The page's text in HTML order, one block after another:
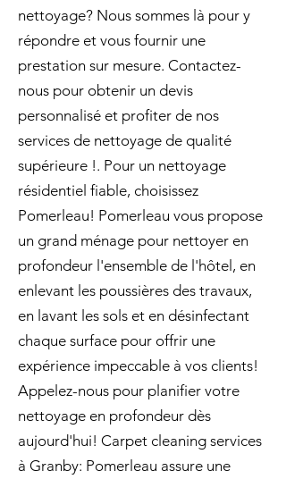
nettoyage? Nous sommes là pour y
répondre et vous fournir une
prestation sur mesure. Contactez-
nous pour obtenir un devis
personnalisé et profiter de nos
services de nettoyage de qualité
supérieure !. Pour un nettoyage
résidentiel fiable, choisissez
Pomerleau! Pomerleau vous propose
un grand ménage pour nettoyer en
profondeur l'ensemble de l'hôtel, en
enlevant les poussières des travaux,
en lavant les sols et en désinfectant
chaque surface pour offrir une
expérience impeccable à vos clients!
Appelez-nous pour planifier votre
nettoyage en profondeur dès
aujourd'hui! Carpet cleaning services
à Granby: Pomerleau assure une